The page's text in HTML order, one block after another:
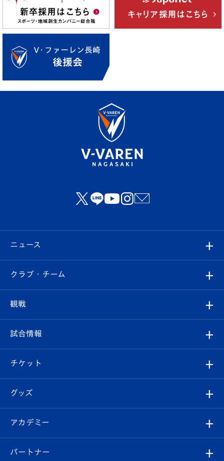
ニュース
すべて
クラブ
試合情報
チケット
イベント
メディア
クラブ・チーム
クラブ概要
エンブレム紹介
スタッフプロフィール
マスコット紹介
観戦
観戦ルール
はじめての観戦ガイド
Revive Team
ヴィヴィくんの長崎おもてなしガイド
試合情報
試合日程/結果
フォトギャラリー
スタジアムグルメ
チケット
チケット
V-LOVERS（ファンクラブ）
グッズ
オンラインショップ
アカデミー
育成からのお知らせ
パートナー